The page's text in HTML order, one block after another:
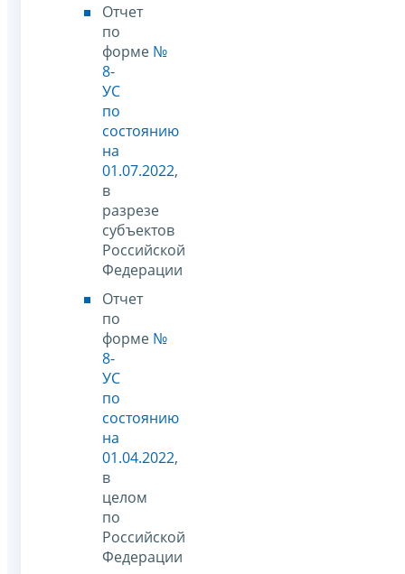
Отчет
по
форме №
8-
УС
по
состоянию
на
01.07.2022,
в
разрезе
субъектов
Российской
Федерации
Отчет
по
форме №
8-
УС
по
состоянию
на
01.04.2022,
в
целом
по
Российской
Федерации